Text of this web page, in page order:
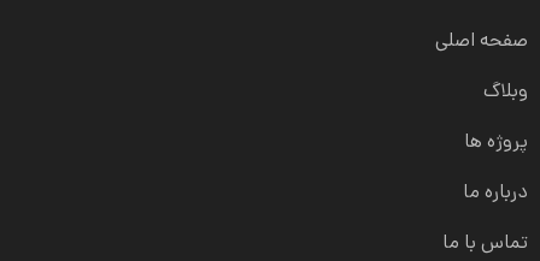
صفحه اصلی
وبلاگ
پروژه ها
درباره ما
تماس با ما